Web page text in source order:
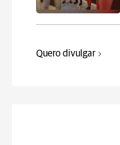
Quero divulgar